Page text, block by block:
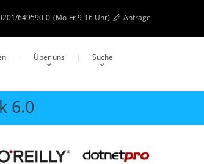
649590-0 (Mo-Fr 9-16 Uhr) Anfrage
Über uns Suche
6.0